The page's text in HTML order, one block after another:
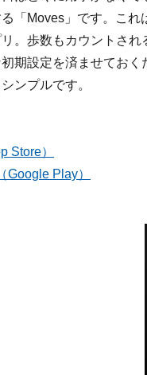
「Moves」です。これ
。歩数もカウントさ
初期設定を済ませてお
ンプルです。
Store）
Google Play）